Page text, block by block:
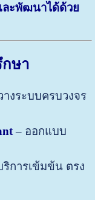
ะพัฒนาได้ด้วย
ษา
างระบบครบวงจร
– ออกแบบ
ริการเข้มข้น ตรง